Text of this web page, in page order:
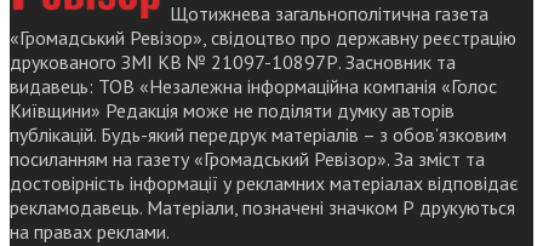
Щотижнева загальнополітична газета
«Громадський Ревізор», свідоцтво про державну реєстрацію
друкованого ЗМІ КВ № 21097-10897Р. Засновник та
видавець: ТОВ «Незалежна інформаційна компанія «Голос
Київщини» Редакція може не поділяти думку авторів
публікацій. Будь-який передрук матеріалів – з обов’язковим
посиланням на газету «Громадський Ревізор». За зміст та
достовірність інформації у рекламних матеріалах відповідає
рекламодавець. Матеріали, позначені значком Р друкуються
на правах реклами.